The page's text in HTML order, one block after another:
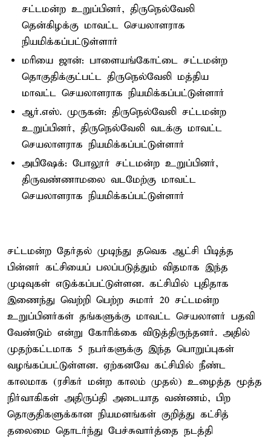
சட்டமன்ற உறுப்பினர், திருநெல்வேலி
தென்கிழக்கு மாவட்ட செயலாளராக
நியமிக்கப்பட்டுள்ளார்
மரியை ஜான்: பாளையங்கோட்டை சட்டமன்ற
தொகுதிக்குட்பட்ட திருநெல்வேலி மத்திய
மாவட்ட செயலாளராக நியமிக்கப்பட்டுள்ளார்
ஆர்.எஸ். முருகன்: திருநெல்வேலி சட்டமன்ற
உறுப்பினர், திருநெல்வேலி வடக்கு மாவட்ட
செயலாளராக நியமிக்கப்பட்டுள்ளார்
அபிஷேக்: போலூர் சட்டமன்ற உறுப்பினர்,
திருவண்ணாமலை வடமேற்கு மாவட்ட
செயலாளராக நியமிக்கப்பட்டுள்ளார்
சட்டமன்ற தேர்தல் முடிந்து தவெக ஆட்சி பிடித்த
பின்னர் கட்சியைப் பலப்படுத்தும் விதமாக இந்த
முடிவுகள் எடுக்கப்பட்டுள்ளன. கட்சியில் புதிதாக
இணைந்து வெற்றி பெற்ற சுமார் 20 சட்டமன்ற
உறுப்பினர்கள் தங்களுக்கு மாவட்ட செயலாளர் பதவி
வேண்டும் என்று கோரிக்கை விடுத்திருந்தனர். அதில்
முதற்கட்டமாக 5 நபர்களுக்கு இந்த பொறுப்புகள்
வழங்கப்பட்டுள்ளன. ஏற்கனவே கட்சியில் நீண்ட
காலமாக (ரசிகர் மன்ற காலம் முதல்) உழைத்த மூத்த
நிர்வாகிகள் அதிருப்தி அடையாத வண்ணம், பிற
தொகுதிகளுக்கான நியமனங்கள் குறித்து கட்சித்
தலைமை தொடர்ந்து பேச்சுவார்த்தை நடத்தி